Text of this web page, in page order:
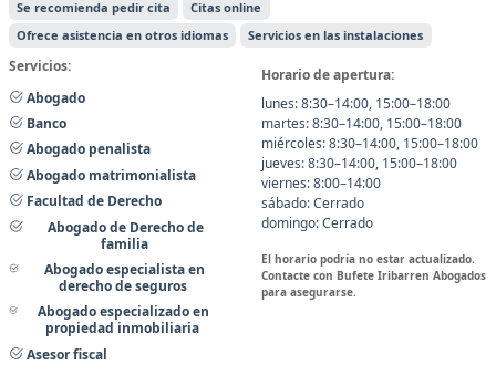
Se recomienda pedir cita
Citas online
Ofrece asistencia en otros idiomas
Servicios en las instalaciones
Servicios:
Abogado
Banco
Abogado penalista
Abogado matrimonialista
Facultad de Derecho
Abogado de Derecho de
familia
Abogado especialista en
derecho de seguros
Abogado especializado en
propiedad inmobiliaria
Asesor fiscal
Horario de apertura:
lunes: 8:30–14:00, 15:00–18:00
martes: 8:30–14:00, 15:00–18:00
miércoles: 8:30–14:00, 15:00–18:00
jueves: 8:30–14:00, 15:00–18:00
viernes: 8:00–14:00
sábado: Cerrado
domingo: Cerrado
El horario podría no estar actualizado.
Contacte con Bufete Iribarren Abogados
para asegurarse.